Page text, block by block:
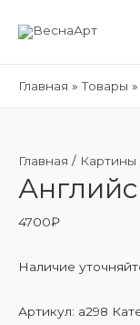
Главная Товары
Главная / Картины
4700₽
Наличие
Артикул: a298